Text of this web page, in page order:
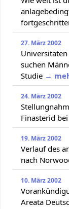
27. März 2002
suchen
Studie →
24. März 2002
Finasterid
19. März 2002
Verlauf des
nach
10. März 2002
Areata